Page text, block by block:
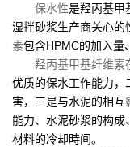
保水性是羟丙基甲
湿拌砂浆生产商关心的
素包含HPMC的加入量
羟丙基甲基纤维素
优质的保水工作能力，
害，三是与水泥的相互
能力、水泥砂浆的构
材料的冷却時间。